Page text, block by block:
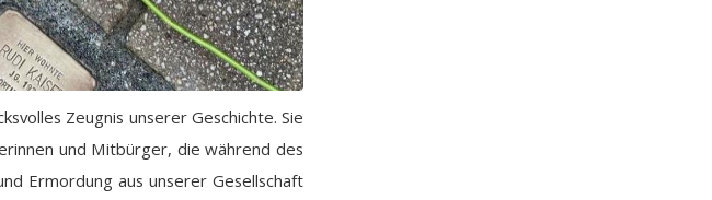
Zeugnis unserer Geschichte. Sie
und Mitbürger, die während des
Ermordung aus unserer Gesellschaft